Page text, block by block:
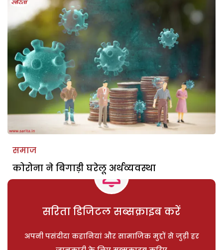
समाज
कोरोना ने बिगाड़ी घरेलू अर्थव्यवस्था
सरिता डिजिटल सब्सक्राइब करें
अपनी पसंदीदा कहानियां और सामाजिक मुद्दों से जुड़ी हर